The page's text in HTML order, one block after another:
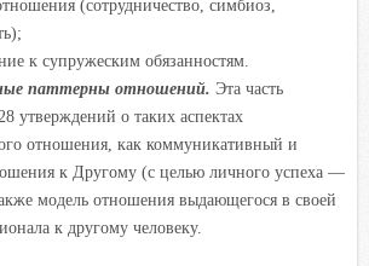
(сотрудничество, симбиоз,
к супружеским обязанностям.
паттерны отношений. Эта часть
утверждений о таких аспектах
отношения, как коммуникативный и
к Другому (с целью личного успеха —
модель отношения выдающегося в своей
к другому человеку.